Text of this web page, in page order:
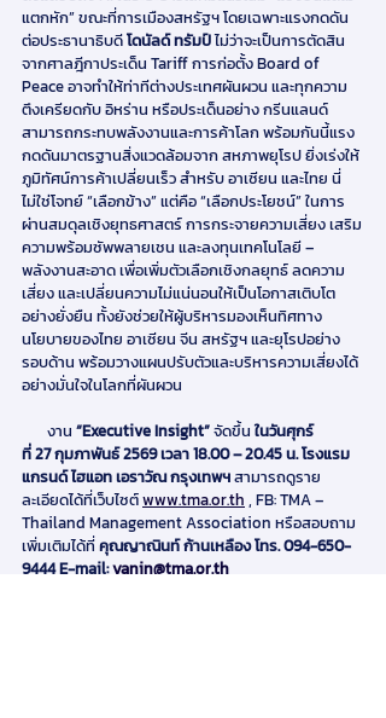
แตกหัก” ขณะที่การเมืองสหรัฐฯ โดยเฉพาะแรงกดดัน
ต่อประธานาธิบดี โดนัลด์ ทรัมป์ ไม่ว่าจะเป็นการตัดสิน
จากศาลฎีกาประเด็น Tariff การก่อตั้ง Board of
Peace อาจทำให้ท่าทีต่างประเทศผันผวน และทุกความ
ตึงเครียดกับ อิหร่าน หรือประเด็นอย่าง กรีนแลนด์
สามารถกระทบพลังงานและการค้าโลก พร้อมกันนี้แรง
กดดันมาตรฐานสิ่งแวดล้อมจาก สหภาพยุโรป ยิ่งเร่งให้
ภูมิทัศน์การค้าเปลี่ยนเร็ว สำหรับ อาเซียน และไทย นี่
ไม่ใช่โจทย์ “เลือกข้าง” แต่คือ “เลือกประโยชน์” ในการ
ผ่านสมดุลเชิงยุทธศาสตร์ การกระจายความเสี่ยง เสริม
ความพร้อมซัพพลายเชน และลงทุนเทคโนโลยี –
พลังงานสะอาด เพื่อเพิ่มตัวเลือกเชิงกลยุทธ์ ลดความ
เสี่ยง และเปลี่ยนความไม่แน่นอนให้เป็นโอกาสเติบโต
อย่างยั่งยืน ทั้งยังช่วยให้ผู้บริหารมองเห็นทิศทาง
นโยบายของไทย อาเซียน จีน สหรัฐฯ และยุโรปอย่าง
รอบด้าน พร้อมวางแผนปรับตัวและบริหารความเสี่ยงได้
อย่างมั่นใจในโลกที่ผันผวน
       งาน
“Executive Insight” จัดขึ้น ในวันศุกร์
ที่ 27 กุมภาพันธ์ 2569 เวลา 18.00 – 20.45 น. โรงแรม
แกรนด์ ไฮแอท เอราวัณ กรุงเทพฯ สามารถดูราย
ละเอียดได้ที่เว็บไซต์ www.tma.or.th , FB: TMA –
Thailand Management Association หรือสอบถาม
เพิ่มเติมได้ที่ คุณญาณินท์ ก้านเหลือง โทร. 094-650-
9444 E-mail: yanin@tma.or.th